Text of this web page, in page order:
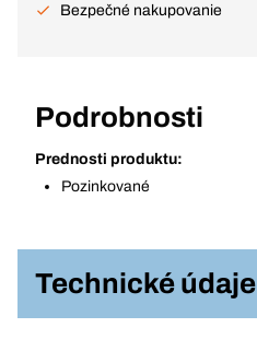
Bezpečné nakupovanie
Podrobnosti
Prednosti produktu:
Pozinkované
Technické údaje